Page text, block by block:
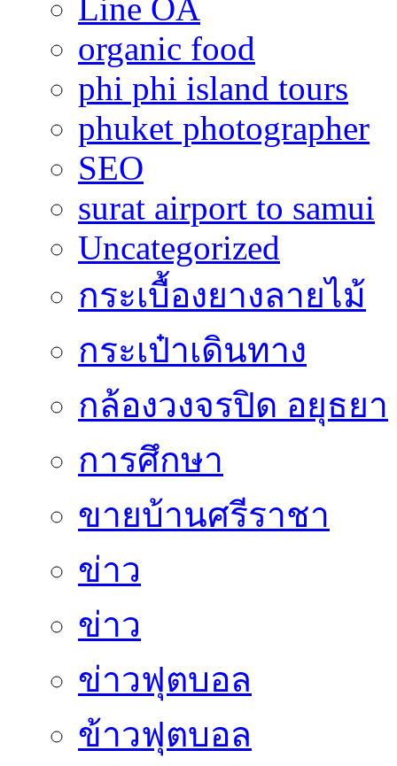
Line OA
organic food
phi phi island tours
phuket photographer
SEO
surat airport to samui
Uncategorized
กระเบื้องยางลายไม้
กระเป๋าเดินทาง
กล้องวงจรปิด อยุธยา
การศึกษา
ขายบ้านศรีราชา
ข่าว
ข่าว
ข่าวฟุตบอล
ข้าวฟุตบอล